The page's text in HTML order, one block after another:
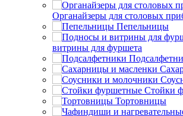
Органайзеры для столовых
Пепельницы
витрины для фуршета
Стойки
Тортовницы